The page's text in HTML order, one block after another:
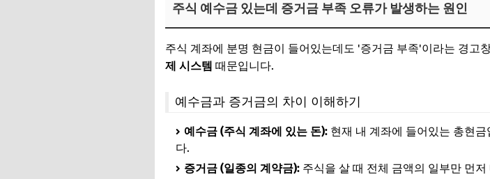
주식 예수금 있는데 증거금 부족 오류가 발생하는 원인
주식 계좌에 분명 현금이 들어있는데도 '증거금 부족'이라는 경고
제 시스템 때문입니다.
예수금과 증거금의 차이 이해하기
예수금 (주식 계좌에 있는 돈): 현재 내 계좌에 들어있는 총현
다.
증거금 (일종의 계약금): 주식을 살 때 전체 금액의 일부만 먼